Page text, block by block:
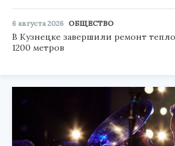
6 августа 2026 ОБЩЕСТВО
В Кузнецке завершили ремонт
1200 метров